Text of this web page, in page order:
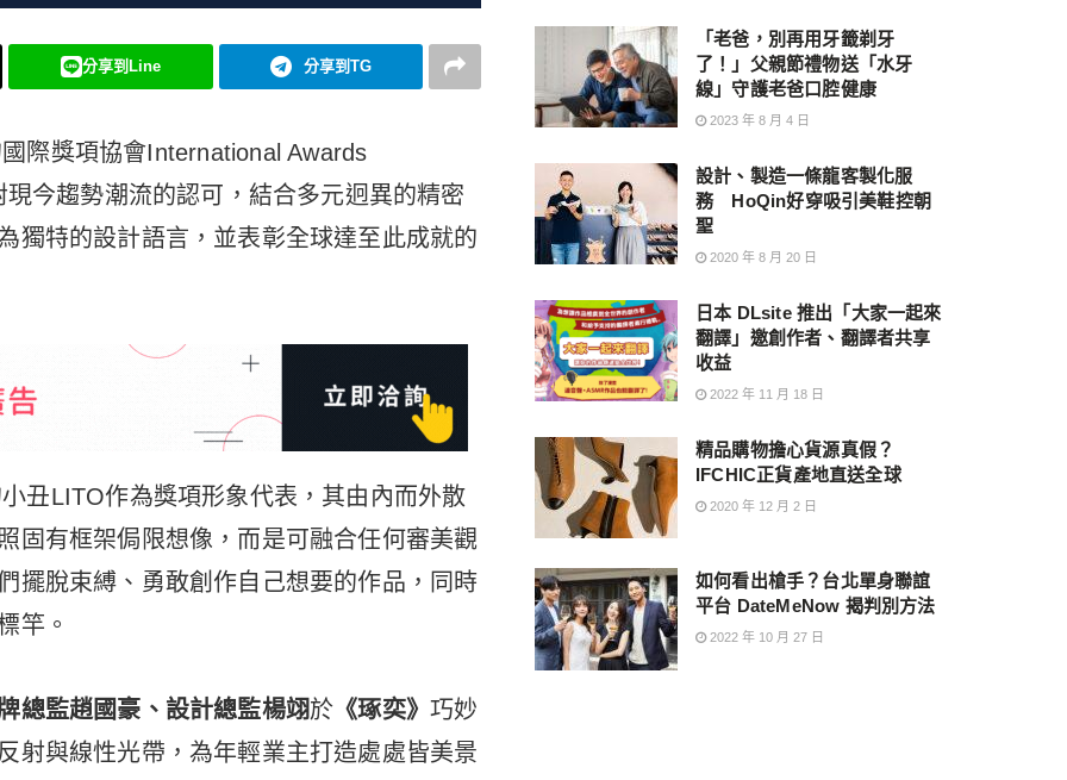
分享到Line 分享到TG
際獎項協會International Awards
今趨勢潮流的認可，結合多元迥異的精密
獨特的設計語言，並表彰全球達至此成就的
丑LITO作為獎項形象代表，其由內而外散
固有框架侷限想像，而是可融合任何審美觀
擺脫束縛、勇敢創作自己想要的作品，同時
竿。
總監趙國豪、設計總監楊翊於 《琢奕》巧妙
射與線性光帶，為年輕業主打造處處皆美景
「老爸，別再用牙籤剃牙
了！」父親節禮物送「水牙
線」守護老爸口腔健康
2023 年 8 月 4 日
設計、製造一條龍客製化服
務 HoQin好穿吸引美鞋控朝
聖
2020 年 8 月 20 日
日本 DLsite 推出「大家一起來
翻譯」邀創作者、翻譯者共享
收益
2022 年 11 月 18 日
精品購物擔心貨源真假？
IFCHIC正貨產地直送全球
2020 年 12 月 2 日
如何看出槍手？台北單身聯誼
平台 DateMeNow 揭判別方法
2022 年 10 月 27 日